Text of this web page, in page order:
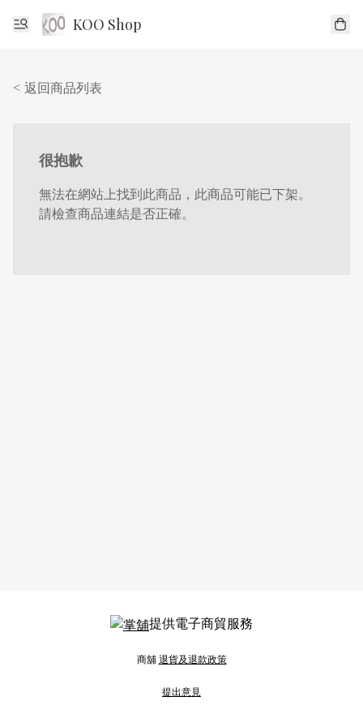
KOO Shop
< 返回商品列表
很抱歉
無法在網站上找到此商品，此商品可能已下架。
請檢查商品連結是否正確。
提供電子商貿服務
商舖退貨及退款政策
提出意見